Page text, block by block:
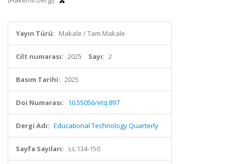
Yayın Türü: Makale / Tam Makale
Cilt numarası: 2025 Sayı: 2
Basım Tarihi: 2025
Doi Numarası: 10.55056/etq.897
Dergi Adı: Educational Technology Quarterly
Sayfa Sayıları: ss.134-150